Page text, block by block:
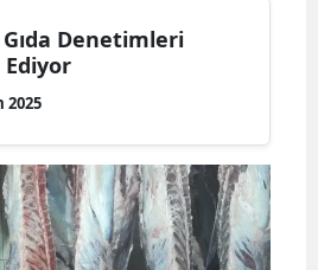
Denetimleri
Ediyor
2025